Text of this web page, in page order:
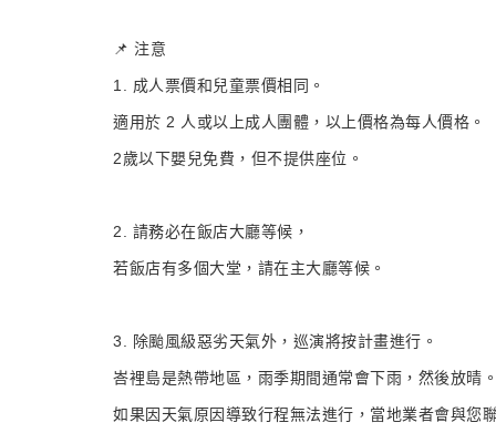
📌 注意
1. 成人票價和兒童票價相同。
適用於 2 人或以上成人團體，以上價格為每人價格。
2歲以下嬰兒免費，但不提供座位。
2. 請務必在飯店大廳等候，
若飯店有多個大堂，請在主大廳等候。
3. 除颱風級惡劣天氣外，巡演將按計畫進行。
峇裡島是熱帶地區，雨季期間通常會下雨，然後放晴。
如果因天氣原因導致行程無法進行，當地業者會與您